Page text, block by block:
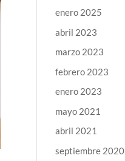
enero 2025
abril 2023
marzo 2023
febrero 2023
enero 2023
mayo 2021
abril 2021
septiembre 2020